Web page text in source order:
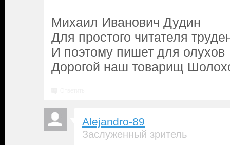
Михаил Иванович Дудин
Для простого читателя
И поэтому пишет для олухов
Дорогой наш товарищ
Alejandro-89
Заслуженный зритель